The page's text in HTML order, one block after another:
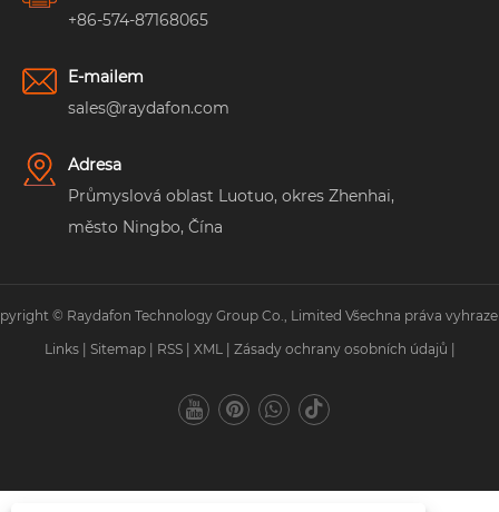
+86-574-87168065
E-mailem
sales@raydafon.com
Adresa
Průmyslová oblast Luotuo, okres Zhenhai,
město Ningbo, Čína
© Raydafon Technology Group Co., Limited Všechna práva
Links
Sitemap RSS XML Zásady ochrany osobních údajů